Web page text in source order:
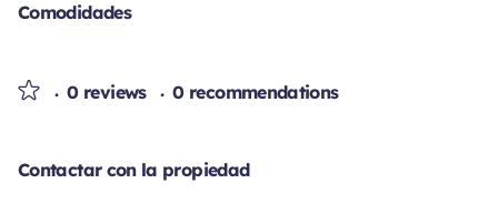
Comodidades
0 reviews 0 recommendations
Contactar con la propiedad